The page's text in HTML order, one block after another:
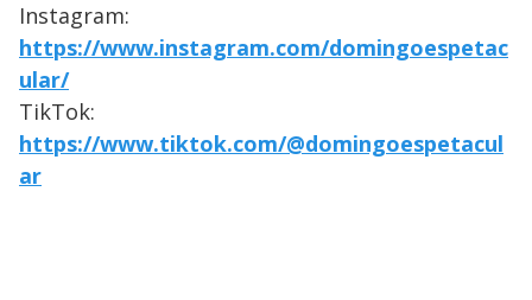
Instagram:
https://www.instagram.com/domingoespetac
ular/
TikTok:
https://www.tiktok.com/@domingoespetacul
ar